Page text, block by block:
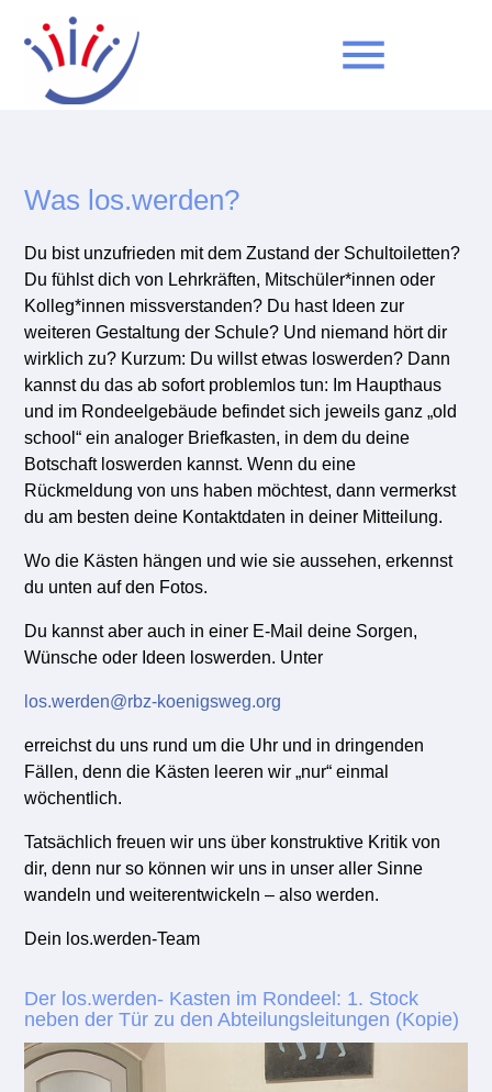
menu
Was los.werden?
Du bist unzufrieden mit dem Zustand der Schultoiletten?
Du fühlst dich von Lehrkräften, Mitschüler*innen oder
Kolleg*innen missverstanden? Du hast Ideen zur
weiteren Gestaltung der Schule? Und niemand hört dir
wirklich zu? Kurzum: Du willst etwas loswerden? Dann
kannst du das ab sofort problemlos tun: Im Haupthaus
und im Rondeelgebäude befindet sich jeweils ganz „old
school“ ein analoger Briefkasten, in dem du deine
Botschaft loswerden kannst. Wenn du eine
Rückmeldung von uns haben möchtest, dann vermerkst
du am besten deine Kontaktdaten in deiner Mitteilung.
Wo die Kästen hängen und wie sie aussehen, erkennst
du unten auf den Fotos.
Du kannst aber auch in einer E-Mail deine Sorgen,
Wünsche oder Ideen loswerden. Unter
los.werden@rbz-koenigsweg.org
erreichst du uns rund um die Uhr und in dringenden
Fällen, denn die Kästen leeren wir „nur“ einmal
wöchentlich.
Tatsächlich freuen wir uns über konstruktive Kritik von
dir, denn nur so können wir uns in unser aller Sinne
wandeln und weiterentwickeln – also werden.
Dein los.werden-Team
Der los.werden- Kasten im Rondeel: 1. Stock
neben der Tür zu den Abteilungsleitungen (Kopie)